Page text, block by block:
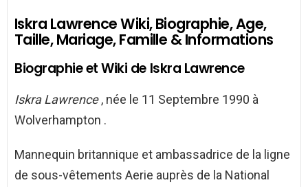
Iskra Lawrence Wiki, Biographie, Age,
Taille, Mariage, Famille & Informations
Biographie et Wiki de Iskra Lawrence
Iskra Lawrence, née le 11 Septembre 1990 à
Wolverhampton .
Mannequin britannique et ambassadrice de la ligne
de sous-vêtements Aerie auprès de la National